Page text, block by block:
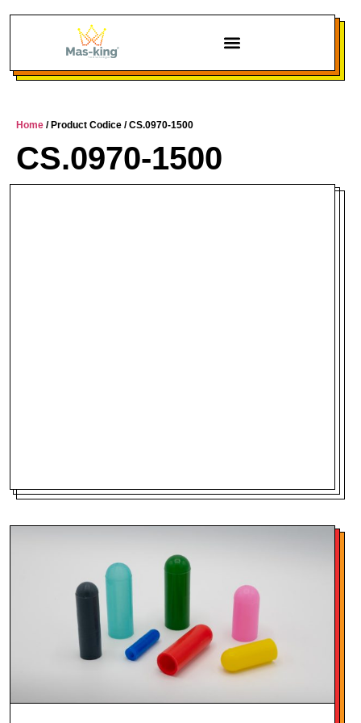
Home / Product Codice / CS.0970-1500
CS.0970-1500